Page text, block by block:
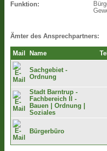
Funktion:
Ämter des Ansprechpartners:
Mail Name
Sachgebiet -
Ordnung
Stadt Barntrup -
Fachbereich II -
Bauen | Ordnung |
Soziales
Bürgerbüro